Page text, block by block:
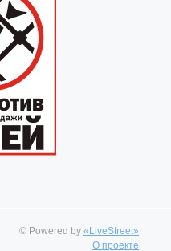
© Powered by «LiveStreet»
О проекте